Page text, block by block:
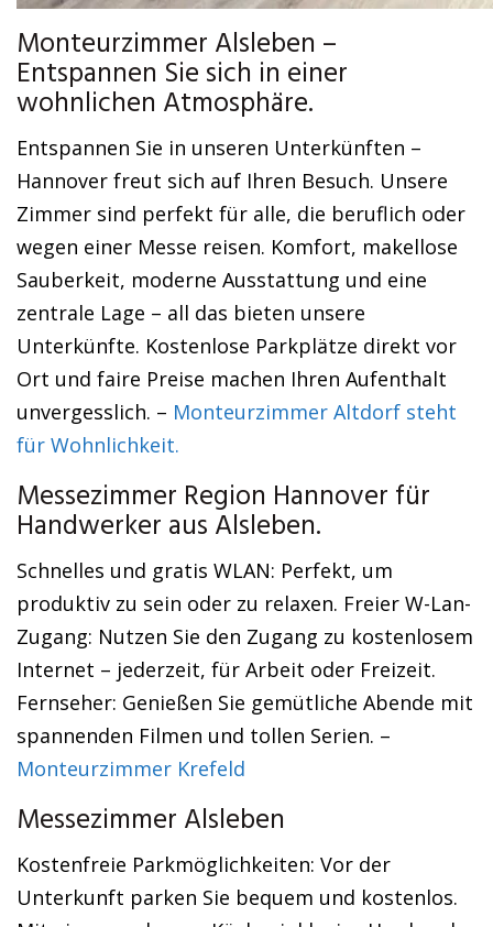
Monteurzimmer Alsleben –
Entspannen Sie sich in einer
wohnlichen Atmosphäre.
Entspannen Sie in unseren Unterkünften –
Hannover freut sich auf Ihren Besuch. Unsere
Zimmer sind perfekt für alle, die beruflich oder
wegen einer Messe reisen. Komfort, makellose
Sauberkeit, moderne Ausstattung und eine
zentrale Lage – all das bieten unsere
Unterkünfte. Kostenlose Parkplätze direkt vor
Ort und faire Preise machen Ihren Aufenthalt
unvergesslich. – Monteurzimmer Altdorf steht
für Wohnlichkeit.
Messezimmer Region Hannover für
Handwerker aus Alsleben.
Schnelles und gratis WLAN: Perfekt, um
produktiv zu sein oder zu relaxen. Freier W-Lan-
Zugang: Nutzen Sie den Zugang zu kostenlosem
Internet – jederzeit, für Arbeit oder Freizeit.
Fernseher: Genießen Sie gemütliche Abende mit
spannenden Filmen und tollen Serien. –
Monteurzimmer Krefeld
Messezimmer Alsleben
Kostenfreie Parkmöglichkeiten: Vor der
Unterkunft parken Sie bequem und kostenlos.